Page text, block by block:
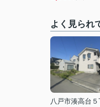
よく見られ
八戸市湊高台５